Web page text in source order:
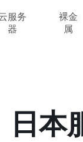
服务
器
裸金
属
日本